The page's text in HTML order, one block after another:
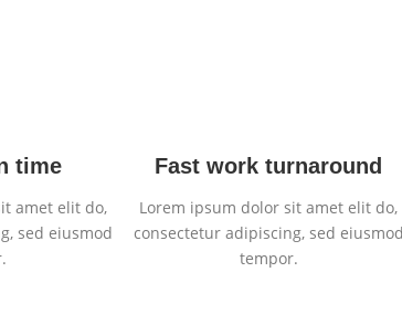
time
amet elit do,
sed eiusmod
Fast work turnaround
Lorem ipsum dolor sit amet elit do,
consectetur adipiscing, sed
tempor.